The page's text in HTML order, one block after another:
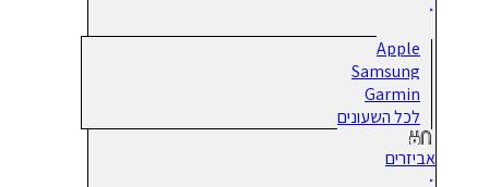
Apple
Samsung
Garmin
לכל השעונים
אביזרים